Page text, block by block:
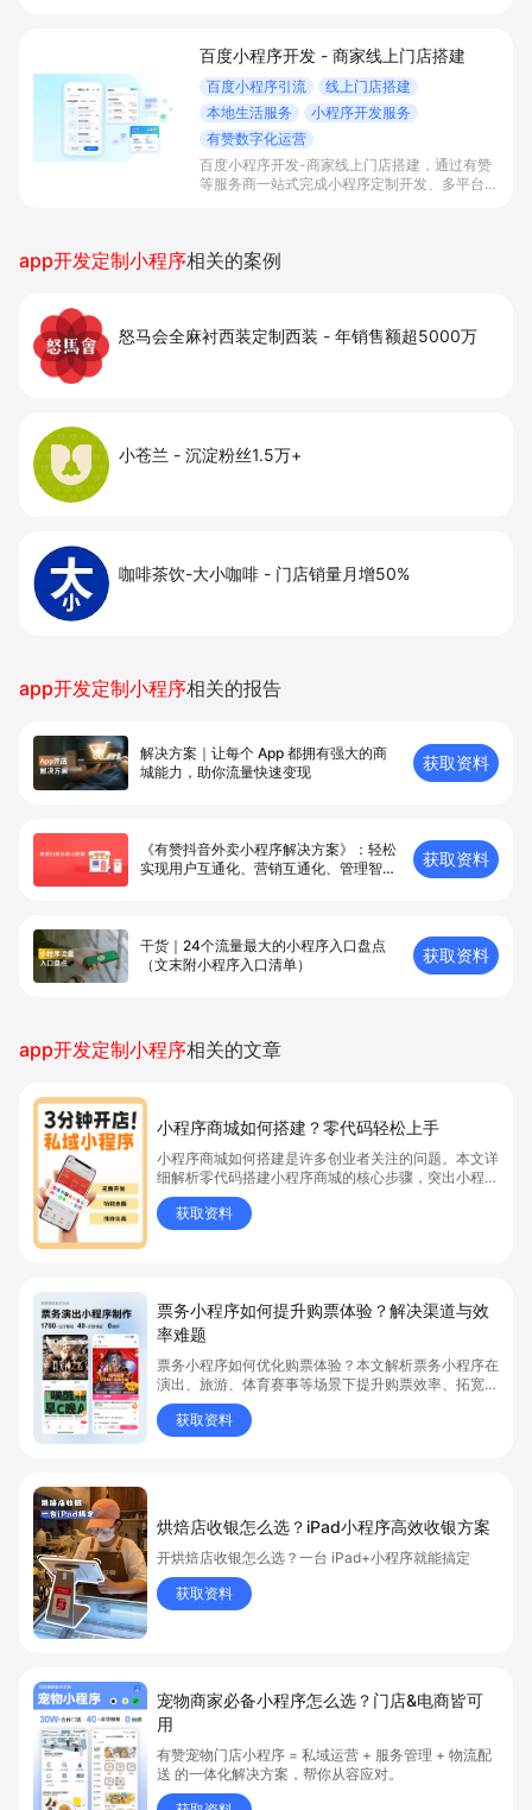
百度小程序开发 - 商家线上门店搭建
百度小程序引流
线上门店搭建
本地生活服务
小程序开发服务
有赞数字化运营
百度小程序开发-商家线上门店搭建，通过有赞
等服务商一站式完成小程序定制开发、多平台联
app开发定制小程序相关的案例
怒马会全麻衬西装定制西装 - 年销售额超5000万
小苍兰 - 沉淀粉丝1.5万+
咖啡茶饮-大小咖啡 - 门店销量月增50%
app开发定制小程序相关的报告
解决方案｜让每个 App 都拥有强⼤的商
城能⼒，助你流量快速变现
获取资料
《有赞抖音外卖小程序解决方案》：轻松
实现用户互通化、营销互通化、管理智能
获取资料
干货｜24个流量最大的小程序入口盘点
（文末附小程序入口清单）
获取资料
app开发定制小程序相关的文章
小程序商城如何搭建？零代码轻松上手
小程序商城如何搭建是许多创业者关注的问题。本文详
细解析零代码搭建小程序商城的核心步骤，突出小程序
商城、商城搭建与零代码开店优势，帮助你轻松实现商
品上架、全渠道销售及高效会员运营，快速开启线上卖
货新模式。点击获取详细操作指南！
获取资料
票务小程序如何提升购票体验？解决渠道与效
率难题
票务小程序如何优化购票体验？本文解析票务小程序在
演出、旅游、体育赛事等场景下提升购票效率、拓宽销
售渠道、实现会员精准营销的具体方式。关键词包括
“票务小程序”、“购票体验”、“购票效率”。
获取资料
烘焙店收银怎么选？iPad小程序高效收银方案
开烘焙店收银怎么选？一台 iPad+小程序就能搞定
获取资料
宠物商家必备小程序怎么选？门店&电商皆可
用
有赞宠物门店小程序 = 私域运营 + 服务管理 + 物流配
送 的一体化解决方案，帮你从容应对。